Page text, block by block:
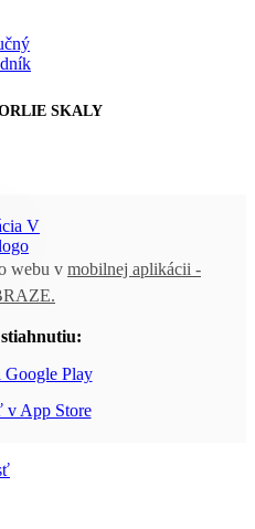
SKALY
webu v mobilnej aplikácii -